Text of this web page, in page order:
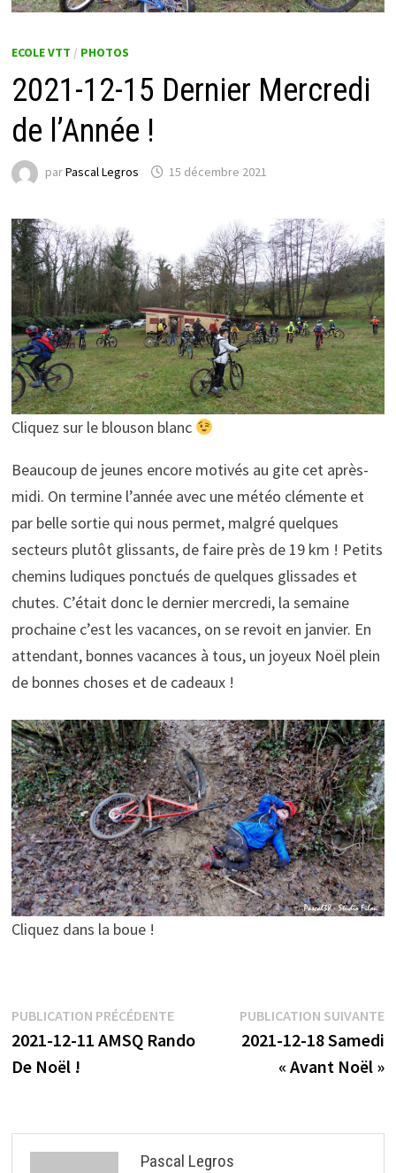
ECOLE VTT / PHOTOS
2021-12-15 Dernier Mercredi
de l’Année !
parPascal Legros 15 décembre 2021
Cliquez sur le blouson blanc
Beaucoup de jeunes encore motivés au gite cet après-
midi. On termine l’année avec une météo clémente et
par belle sortie qui nous permet, malgré quelques
secteurs plutôt glissants, de faire près de 19 km ! Petits
chemins ludiques ponctués de quelques glissades et
chutes. C’était donc le dernier mercredi, la semaine
prochaine c’est les vacances, on se revoit en janvier. En
attendant, bonnes vacances à tous, un joyeux Noël plein
de bonnes choses et de cadeaux !
Cliquez dans la boue !
Navigation
de
PUBLICATION PRÉCÉDENTEPublication
précédente :
2021-12-11 AMSQ Rando
De Noël !
PUBLICATION SUIVANTE
2021-12-18 Samedi
« Avant Noël »
Pascal Legros